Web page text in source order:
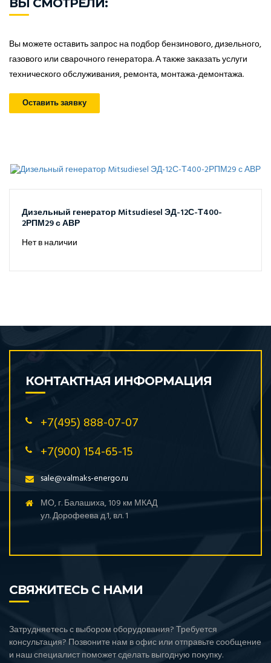
ВЫ СМОТРЕЛИ:
Вы можете оставить запрос на подбор бензинового, дизельного,
газового или сварочного генератора. А также заказать услуги
технического обслуживания, ремонта, монтажа-демонтажа.
Оставить заявку
Дизельный генератор Mitsudiesel ЭД-12С-Т400-
2РПМ29 с АВР
Нет в наличии
КОНТАКТНАЯ ИНФОРМАЦИЯ
+7(495) 888-07-07
+7(900) 154-65-15
sale@valmaks-energo.ru
МО, г. Балашиха, 109 км МКАД
ул. Дорофеева д.1, вл. 1
СВЯЖИТЕСЬ С НАМИ
Затрудняетесь с выбором оборудования? Требуется
консультация? Позвоните нам в офис или отправьте сообщение
и наш специалист поможет сделать выгодную покупку.